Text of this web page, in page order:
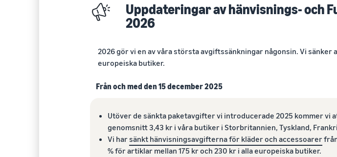
Uppdateringar av hänvisnings- och
2026
2026 gör vi en av våra största avgiftssänkningar någonsin. Vi
europeiska butiker.
Från och med den 15 december 2025
Utöver de sänkta paketavgifter vi introducerade 2025 kommer vi
genomsnitt 3,43 kr i våra butiker i Storbritannien, Tyskland,
Vi har sänkt hänvisningsavgifterna för kläder och accessoarer
% för artiklar mellan 175 kr och 230 kr i alla europeiska butiker.